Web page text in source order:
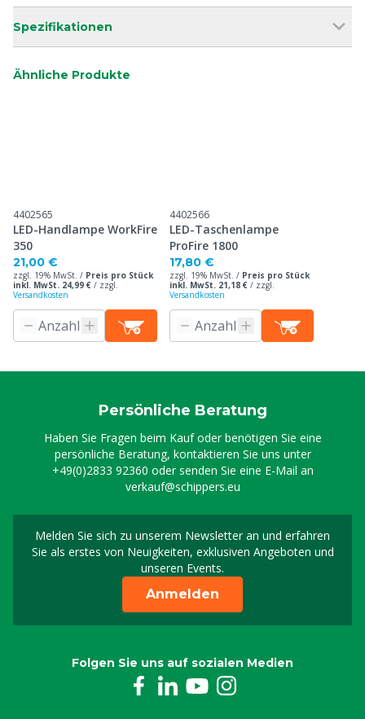
Spezifikationen
Ähnliche Produkte
4402565
LED-Handlampe WorkFire
350
21,00 €
zzgl. 19% MwSt. / Preis pro Stück
inkl. MwSt. 24,99 € / zzgl.
Versandkosten
4402566
LED-Taschenlampe
ProFire 1800
17,80 €
zzgl. 19% MwSt. / Preis pro Stück
inkl. MwSt. 21,18 € / zzgl.
Versandkosten
Persönliche Beratung
Haben Sie Fragen beim Kauf oder benötigen Sie eine
persönliche Beratung, kontaktieren Sie uns unter
+49(0)2833 92360 oder senden Sie eine E-Mail an
verkauf@schippers.eu
Melden Sie sich zu unserem Newsletter an und erfahren
Sie als erstes von Neuigkeiten, exklusiven Angeboten und
unseren Events.
Melden Sie sich für
Anmelden
Folgen Sie uns auf sozialen Medien